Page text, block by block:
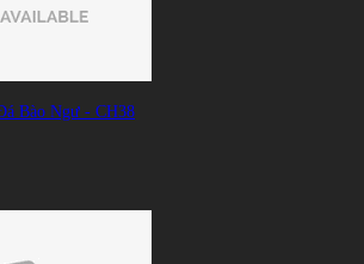
Bào Ngư - CH38